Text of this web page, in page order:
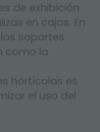
de exhibición
en cajas. En
soportes
como la
hortícolas es
el uso del